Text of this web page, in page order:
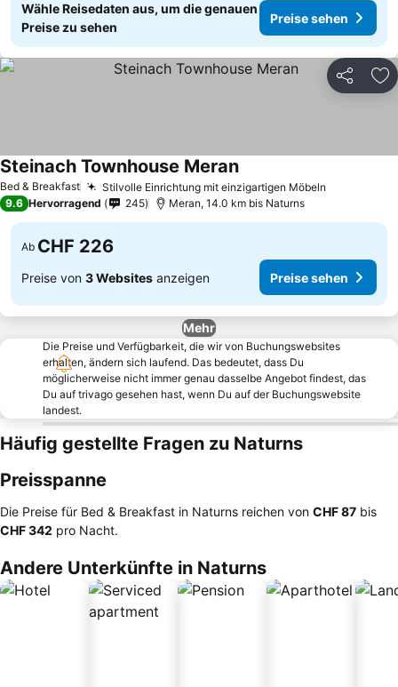
Wähle Reisedaten aus, um die genauen
Preise zu sehen
Preise sehen
Teilen
Bed & Breakfast Stilvolle Einrichtung mit einzigartigen Möbeln
Steinach Townhouse MeranPreise sehen
9.6 Hervorragend 245 Meran, 14.0 km bis Naturns
Ab CHF 226
Preise von 3 Websites anzeigen Preise sehen
Mehr
Die Preise und Verfügbarkeit, die wir von Buchungswebsites
erhalten, ändern sich laufend. Das bedeutet, dass Du
möglicherweise nicht immer genau dasselbe Angebot findest, das
Du auf trivago gesehen hast, wenn Du auf der Buchungswebsite
landest.
Häufig gestellte Fragen zu Naturns
Preisspanne
Die Preise für Bed & Breakfast in Naturns reichen von ‎CHF 87 bis
‎CHF 342 pro Nacht.
Andere Unterkünfte in Naturns